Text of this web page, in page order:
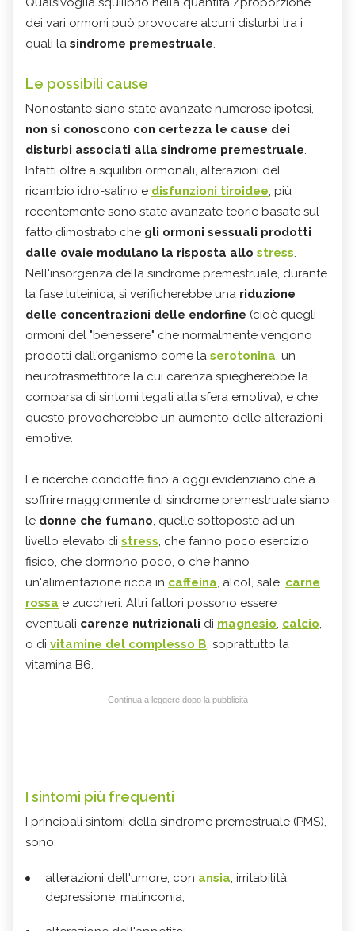
dei vari ormoni può provocare alcuni disturbi tra i
quali la sindrome premestruale.
Le possibili cause
Nonostante siano state avanzate numerose ipotesi,
non si conoscono con certezza le cause dei
disturbi associati alla sindrome premestruale.
Infatti oltre a squilibri ormonali, alterazioni del
ricambio idro-salino e disfunzioni tiroidee, più
recentemente sono state avanzate teorie basate sul
fatto dimostrato che gli ormoni sessuali prodotti
dalle ovaie modulano la risposta allo stress.
Nell'insorgenza della sindrome premestruale, durante
la fase luteinica, si verificherebbe una riduzione
delle concentrazioni delle endorfine (cioè quegli
ormoni del "benessere" che normalmente vengono
prodotti dall'organismo come la serotonina, un
neurotrasmettitore la cui carenza spiegherebbe la
comparsa di sintomi legati alla sfera emotiva), e che
questo provocherebbe un aumento delle alterazioni
emotive.
Le ricerche condotte fino a oggi evidenziano che a
soffrire maggiormente di sindrome premestruale siano
le donne che fumano, quelle sottoposte ad un
livello elevato di stress, che fanno poco esercizio
fisico, che dormono poco, o che hanno
un'alimentazione ricca in caffeina, alcol, sale, carne
rossa e zuccheri. Altri fattori possono essere
eventuali carenze nutrizionali di magnesio, calcio,
o di vitamine del complesso B, soprattutto la
vitamina B6.
Continua a leggere dopo la pubblicità
I sintomi più frequenti
I principali sintomi della sindrome premestruale (PMS),
sono:
alterazioni dell'umore, con ansia, irritabilità,
depressione, malinconia;